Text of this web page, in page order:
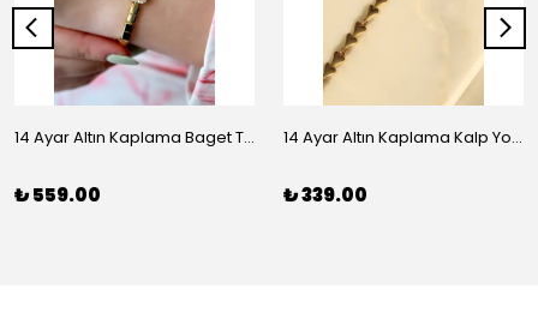
14 Ayar Altın Kaplama Baget Taşlı Vip Bileklik
₺ 559.00
14 Ayar Altın Kaplama Kalp Yolu Bileklik
₺ 339.00